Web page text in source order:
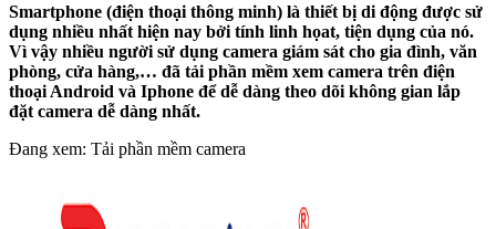
Smartphone (điện thoại thông minh) là thiết bị di động được sử
dụng nhiều nhất hiện nay bởi tính linh họat, tiện dụng của nó.
Vì vậy nhiều người sử dụng camera giám sát cho gia đình, văn
phòng, cửa hàng,… đã tải phần mềm xem camera trên điện
thoại Android và Iphone để dễ dàng theo dõi không gian lắp
đặt camera dễ dàng nhất.
Đang xem: Tải phần mềm camera